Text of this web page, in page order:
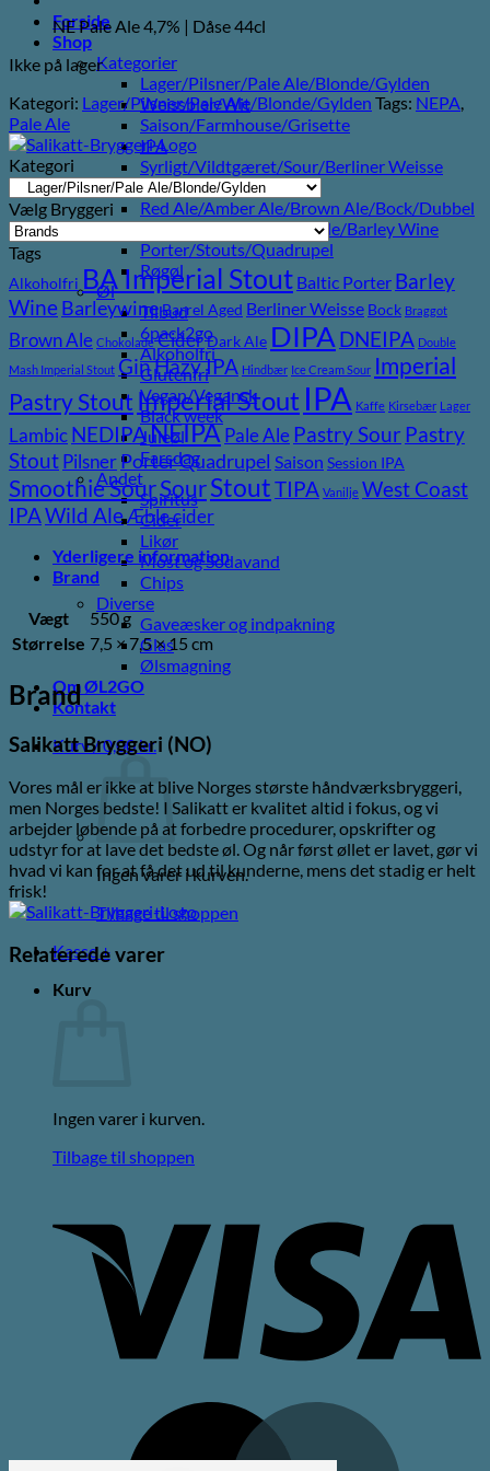
Forside
Shop
Kategorier
Lager/Pilsner/Pale Ale/Blonde/Gylden
Weissbier/Wit
Saison/Farmhouse/Grisette
IPA
Syrligt/Vildtgæret/Sour/Berliner Weisse
Mjød/Melomel/Braggot
Red Ale/Amber Ale/Brown Ale/Bock/Dubbel
Strong Ale/Dark Ale/Triple/Barley Wine
Porter/Stouts/Quadrupel
Røgøl
Øl
Tilbud
6pack2go
Alkoholfri
Glutenfri
Vegan/Vegansk
Black week
Juleøl
Farsdag
Andet
Spiritus
Cider
Likør
Most og Sodavand
Chips
Diverse
Gaveæsker og indpakning
Glas
Ølsmagning
Om ØL2GO
Kontakt
Kurv /0,00kr.
Ingen varer i kurven.
Tilbage til shoppen
Kasse+
Kurv
Ingen varer i kurven.
Tilbage til shoppen
NE Pale Ale 4,7% | Dåse 44cl
Ikke på lager
Kategori: Lager/Pilsner/Pale Ale/Blonde/Gylden Tags: NEPA,
Pale Ale
Kategori
Vælg Bryggeri
Tags
Alkoholfri BA Imperial Stout Baltic Porter Barley
Wine BarleywineBarrel Aged Berliner Weisse Bock Braggot
Brown Ale Chokolade CiderDark Ale DIPA DNEIPA Double
Mash Imperial Stout GinHazy IPA Hindbær Ice Cream Sour Imperial
Pastry Stout Imperial Stout IPA Kaffe Kirsebær Lager
LambicNEDIPANEIPAPale Ale Pastry Sour Pastry
StoutPilsnerPorterQuadrupel Saison Session IPA
Smoothie SourSourStoutTIPA Vanilje West Coast
IPAWild AleÆble cider
Yderligere information
Brand
Vægt
550 g
Størrelse 7,5 × 7,5 × 15 cm
Brand
Salikatt Bryggeri (NO)
Vores mål er ikke at blive Norges største håndværksbryggeri,
men Norges bedste! I Salikatt er kvalitet altid i fokus, og vi
arbejder løbende på at forbedre procedurer, opskrifter og
udstyr for at lave det bedste øl. Og når først øllet er lavet, gør vi
hvad vi kan for at få det ud til kunderne, mens det stadig er helt
frisk!
Relaterede varer